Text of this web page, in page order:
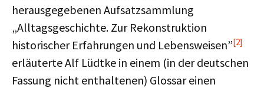
herausgegebenen Aufsatzsammlung
„Alltagsgeschichte. Zur Rekonstruktion
historischer Erfahrungen und Lebensweisen”[2]
erläuterte Alf Lüdtke in einem (in der deutschen
Fassung nicht enthaltenen) Glossar einen